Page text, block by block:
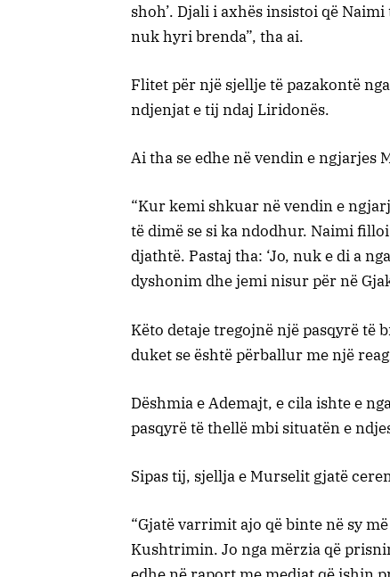
shoh’. Djali i axhës insistoi që
nuk hyri brenda”, tha ai.
Flitet për një sjellje të pazakontë
ndjenjat e tij ndaj Liridonës.
Ai tha se edhe në vendin e
“Kur kemi shkuar në vendin e
të dimë se si ka ndodhur. Naimi
djathtë. Pastaj tha: ‘Jo, nuk e di a
dyshonim dhe jemi nisur për në
Këto detaje tregojnë një pasqyrë të
duket se është përballur me një
Dëshmia e Ademajt, e cila ishte e
pasqyrë të thellë mbi situatën e
Sipas tij, sjellja e Murselit gjatë
“Gjatë varrimit ajo që binte në sy
Kushtrimin. Jo nga mërzia që